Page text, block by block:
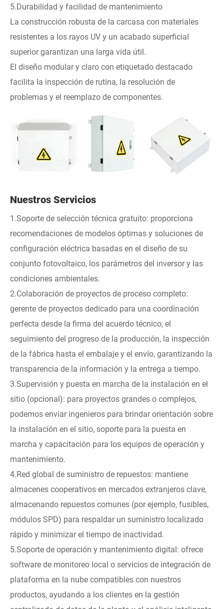
5.Durabilidad y facilidad de mantenimiento
La construcción robusta de la carcasa con materiales
resistentes a los rayos UV y un acabado superficial
superior garantizan una larga vida útil.
El diseño modular y claro con etiquetado destacado
facilita la inspección de rutina, la resolución de
problemas y el reemplazo de componentes.
Nuestros Servicios
1.Soporte de selección técnica gratuito: proporciona
recomendaciones de modelos óptimas y soluciones de
configuración eléctrica basadas en el diseño de su
conjunto fotovoltaico, los parámetros del inversor y las
condiciones ambientales.
2.Colaboración de proyectos de proceso completo:
gerente de proyectos dedicado para una coordinación
perfecta desde la firma del acuerdo técnico, el
seguimiento del progreso de la producción, la inspección
de la fábrica hasta el embalaje y el envío, garantizando la
transparencia de la información y la entrega a tiempo.
3.Supervisión y puesta en marcha de la instalación en el
sitio (opcional): para proyectos grandes o complejos,
podemos enviar ingenieros para brindar orientación sobre
la instalación en el sitio, soporte para la puesta en
marcha y capacitación para los equipos de operación y
mantenimiento.
4.Red global de suministro de repuestos: mantiene
almacenes cooperativos en mercados extranjeros clave,
almacenando repuestos comunes (por ejemplo, fusibles,
módulos SPD) para respaldar un suministro localizado
rápido y minimizar el tiempo de inactividad.
5.Soporte de operación y mantenimiento digital: ofrece
software de monitoreo local o servicios de integración de
plataforma en la nube compatibles con nuestros
productos, ayudando a los clientes en la gestión